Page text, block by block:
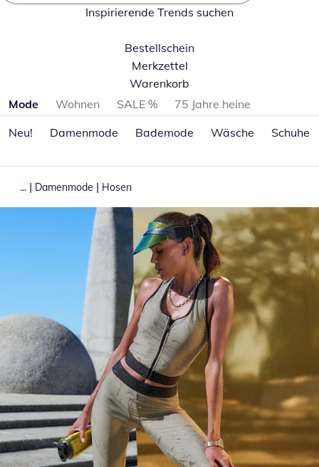
Inspirierende Trends suchen
Bestellschein
Merkzettel
Warenkorb
Produktkategorien überspringen
Mode Wohnen SALE %
75 Jahre heine
Neu!
Damenmode Bademode Wäsche Schuhe
... | Damenmode | Hosen